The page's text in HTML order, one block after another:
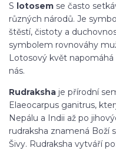
S lotosem se často
různých národů. Je
štěstí, čistoty a
symbolem rovnováhy
Lotosový květ
nás.
Rudraksha je přírodní
Elaeocarpus ganitrus,
Nepálu a Indii až po
rudraksha znamená Boží
Šivy. Rudraksha vytváří